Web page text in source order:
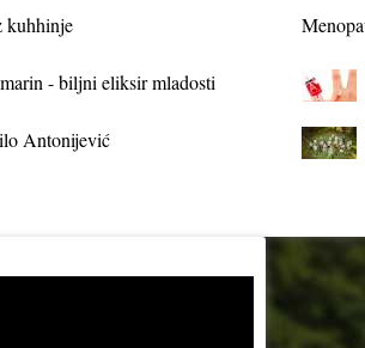
kuhhinje
- biljni eliksir mladosti
Antonijević